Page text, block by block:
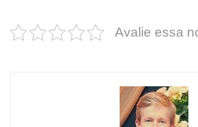
Avalie essa